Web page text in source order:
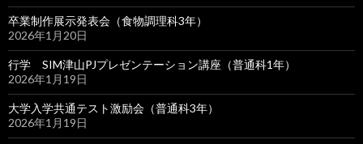
卒業制作展示発表会（食物調理科3年）
2026年1月20日
行学 SIM津山PJプレゼンテーション講座（普通科1年）
2026年1月19日
大学入学共通テスト激励会（普通科3年）
2026年1月19日